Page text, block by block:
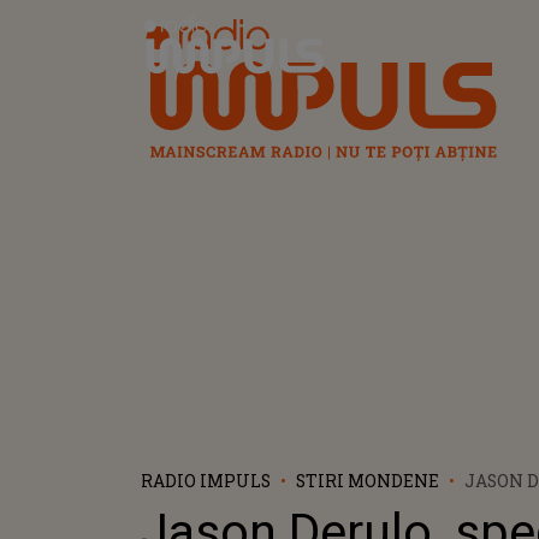
Radio Impuls
RADIO IMPULS STIRI MONDENE
JASON
DE LA